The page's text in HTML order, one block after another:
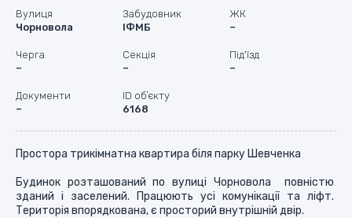
Вулиця
Чорновола
Забудовник
ІФМБ
ЖК
–
Черга
–
Секція
–
Під'їзд
–
Документи
–
ID обʼєкту
6168
Простора трикімнатна квартира біля парку Шевченка
Будинок розташований по вулиці Чорновола  повністю
зданий і заселений. Працюють усі комунікації та ліфт.
Територія впорядкована, є просторий внутрішній двір.